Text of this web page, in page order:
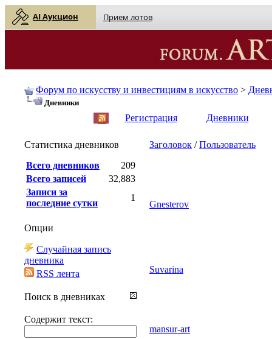
AI Аукцион Прием лотов
Форум по искусству и инвестициям в искусство >
Дневники
Регистрация Дневники
Заголовок /Пользователь
Gnesterov
Suvarina
mansur-art
Статистика дневников
Всего дневников
209
Всего записей
32,883
Записи за
последние сутки
1
Опции
Случайная запись
дневника
RSS лента
Поиск в дневниках
Содержит текст: